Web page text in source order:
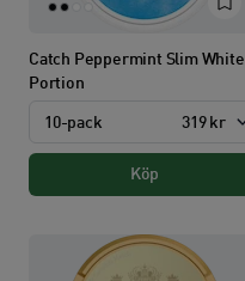
Catch Peppermint Slim White
Portion
10-pack 319 kr
Köp